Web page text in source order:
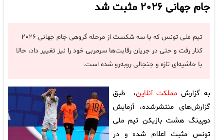
جام جهانی ۲۰۲۶ مثبت شد
تیم ملی تونس که با سه شکست از مرحله گروهی جام جهانی ۲۰۲۶
کنار رفت و حتی در جریان رقابت‌ها سرمربی خود را نیز تغییر داد، حالا
با حاشیه‌ای تازه و جنجالی روبه‌رو شده است.
به گزارش مملکت آنلاین، طبق
گزارش‌های منتشرشده، آزمایش
دوپینگ هشت بازیکن تیم ملی
تونس مثبت اعلام شده و در